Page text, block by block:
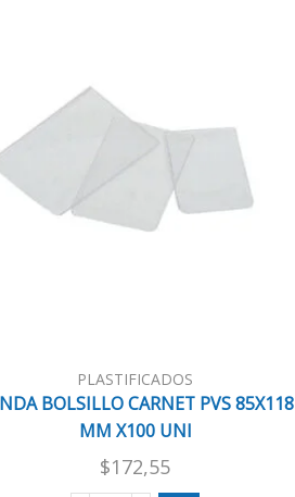
PLASTIFICADOS
BOLSILLO CARNET PVS 85X118
MM X100 UNI
$172,55